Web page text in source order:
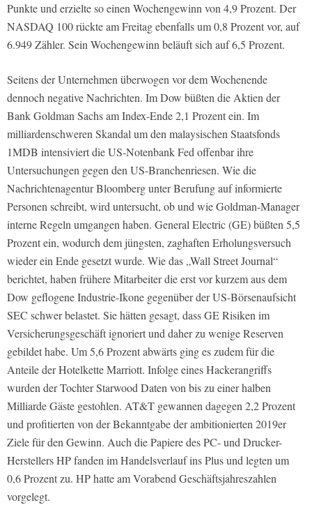
Punkte und erzielte so einen Wochengewinn von 4,9 Prozent. Der
NASDAQ 100 rückte am Freitag ebenfalls um 0,8 Prozent vor, auf
6.949 Zähler. Sein Wochengewinn beläuft sich auf 6,5 Prozent.
Seitens der Unternehmen überwogen vor dem Wochenende
dennoch negative Nachrichten. Im Dow büßten die Aktien der
Bank Goldman Sachs am Index-Ende 2,1 Prozent ein. Im
milliardenschweren Skandal um den malaysischen Staatsfonds
1MDB intensiviert die US-Notenbank Fed offenbar ihre
Untersuchungen gegen den US-Branchenriesen. Wie die
Nachrichtenagentur Bloomberg unter Berufung auf informierte
Personen schreibt, wird untersucht, ob und wie Goldman-Manager
interne Regeln umgangen haben. General Electric (GE) büßten 5,5
Prozent ein, wodurch dem jüngsten, zaghaften Erholungsversuch
wieder ein Ende gesetzt wurde. Wie das „Wall Street Journal“
berichtet, haben frühere Mitarbeiter die erst vor kurzem aus dem
Dow geflogene Industrie-Ikone gegenüber der US-Börsenaufsicht
SEC schwer belastet. Sie hätten gesagt, dass GE Risiken im
Versicherungsgeschäft ignoriert und daher zu wenige Reserven
gebildet habe. Um 5,6 Prozent abwärts ging es zudem für die
Anteile der Hotelkette Marriott. Infolge eines Hackerangriffs
wurden der Tochter Starwood Daten von bis zu einer halben
Milliarde Gäste gestohlen. AT&T gewannen dagegen 2,2 Prozent
und profitierten von der Bekanntgabe der ambitionierten 2019er
Ziele für den Gewinn. Auch die Papiere des PC- und Drucker-
Herstellers HP fanden im Handelsverlauf ins Plus und legten um
0,6 Prozent zu. HP hatte am Vorabend Geschäftsjahreszahlen
vorgelegt.